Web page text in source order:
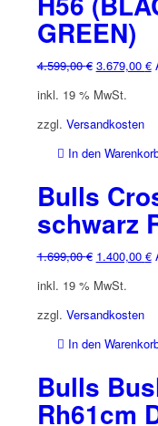
GREEN)
4.599,00€
war:
4.599,00 €
3.679,00 €
inkl. 19 % MwSt.
zzgl. Versandkosten
In den
Bulls
schwarz
1.699,00€
war:
1.699,00 €
1.400,00 €
inkl. 19 % MwSt.
zzgl. Versandkosten
In den
Bulls
Rh61cm